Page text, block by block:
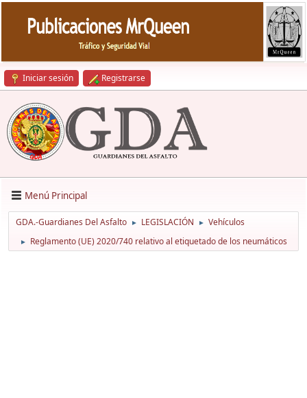
Iniciar sesión Registrarse
Menú Principal
GDA.-Guardianes Del Asfalto ► LEGISLACIÓN ► Vehículos
► Reglamento (UE) 2020/740 relativo al etiquetado de los neumáticos